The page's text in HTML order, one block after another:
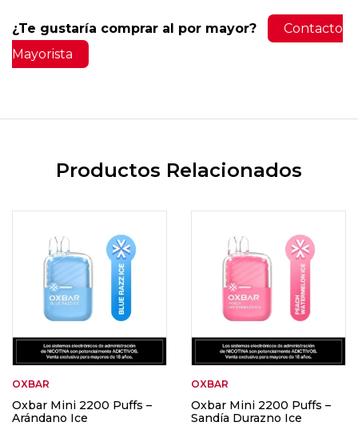
¿Te gustaría comprar al por mayor?
Contacto
Mayorista
Productos Relacionados
OXBAR
Oxbar Mini 2200 Puffs –
Arándano Ice
OXBAR
Oxbar Mini 2200 Puffs –
Sandía Durazno Ice